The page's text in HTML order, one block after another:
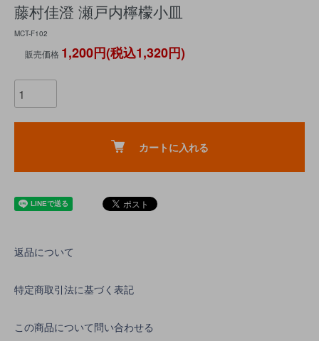
藤村佳澄 瀬戸内檸檬小皿
MCT-F102
販売価格 1,200円(税込1,320円)
カートに入れる
返品について
特定商取引法に基づく表記
この商品について問い合わせる